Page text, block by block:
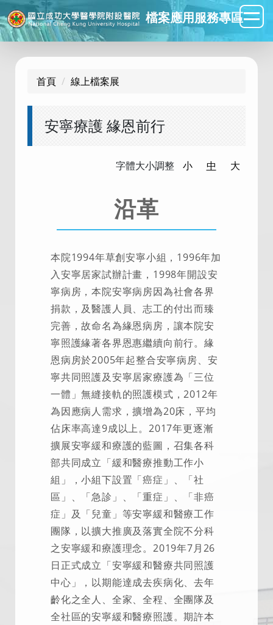
跳
到
主
檔案應用服務專區
首頁 線上檔案展
安寧療護 緣恩前行
字體大小調整 小 中 大
沿革
本院1994年草創安寧小組，1996年加
入安寧居家試辦計畫，1998年開設安
寧病房，本院安寧病房因為社會各界
捐款，及醫護人員、志工的付出而臻
完善，故命名為緣恩病房，讓本院安
寧照護緣著各界恩惠繼續向前行。緣
恩病房於2005年起整合安寧病房、安
寧共同照護及安寧居家療護為「三位
一體」無縫接軌的照護模式，2012年
為因應病人需求，擴增為20床，平均
佔床率高達9成以上。2017年更逐漸
擴展安寧緩和療護的藍圖，召集各科
部共同成立「緩和醫療推動工作小
組」，小組下設置「癌症」、「社
區」、「急診」、「重症」、「非癌
症」及「兒童」等安寧緩和醫療工作
團隊，以擴大推廣及落實全院不分科
之安寧緩和療護理念。2019年7月26
日正式成立「安寧緩和醫療共同照護
中心」，以期能達成去疾病化、去年
齡化之全人、全家、全程、全團隊及
全社區的安寧緩和醫療照護。期許本